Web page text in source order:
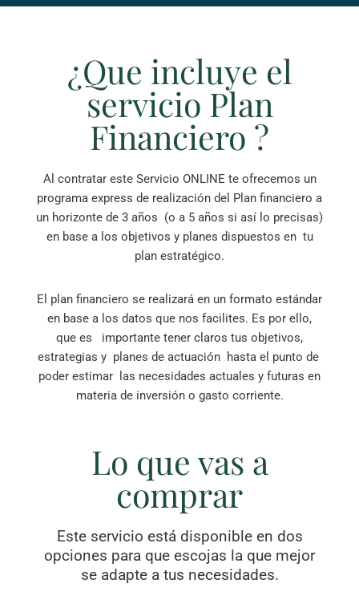
¿Que incluye el
servicio Plan
Financiero ?
Al contratar este Servicio ONLINE te ofrecemos un
programa express de realización del Plan financiero a
un horizonte de 3 años (o a 5 años si así lo precisas)
en base a los objetivos y planes dispuestos en tu
plan estratégico.
El plan financiero se realizará en un formato estándar
en base a los datos que nos facilites. Es por ello,
que es importante tener claros tus objetivos,
estrategias y planes de actuación hasta el punto de
poder estimar las necesidades actuales y futuras en
materia de inversión o gasto corriente.
Lo que vas a
comprar
Este servicio está disponible en dos
opciones para que escojas la que mejor
se adapte a tus necesidades.